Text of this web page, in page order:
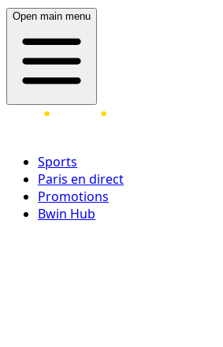
Open main menu
Sports
Paris en direct
Promotions
Bwin Hub